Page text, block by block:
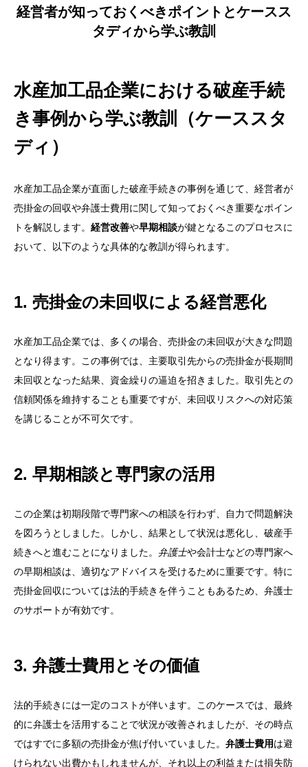
経営者が知っておくべきポイントとケースス
タディから学ぶ教訓
水産加工品企業における破産手続
き事例から学ぶ教訓（ケーススタ
ディ）
水産加工品企業が直面した破産手続きの事例を通じて、経営者が
売掛金の回収や弁護士費用に関して知っておくべき重要なポイン
トを解説します。 経営改善や早期相談が鍵となるこのプロセスに
おいて、以下のような具体的な教訓が得られます。
1. 売掛金の未回収による経営悪化
水産加工品企業では、多くの場合、売掛金の未回収が大きな問題
となり得ます。この事例では、主要取引先からの売掛金が長期間
未回収となった結果、資金繰りの逼迫を招きました。取引先との
信頼関係を維持することも重要ですが、未回収リスクへの対応策
を講じることが不可欠です。
2. 早期相談と専門家の活用
この企業は初期段階で専門家への相談を行わず、自力で問題解決
を図ろうとしました。しかし、結果として状況は悪化し、破産手
続きへと進むことになりました。 弁護士や会計士などの専門家へ
の早期相談は、適切なアドバイスを受けるために重要です。特に
売掛金回収については法的手続きを伴うこともあるため、弁護士
のサポートが有効です。
3. 弁護士費用とその価値
法的手続きには一定のコストが伴います。このケースでは、最終
的に弁護士を活用することで状況が改善されましたが、その時点
ではすでに多額の売掛金が焦げ付いていました。 弁護士費用は避
けられない出費かもしれませんが、それ以上の利益または損失防